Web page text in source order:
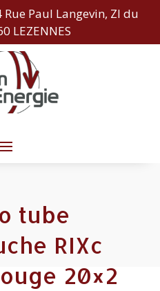
Paul Langevin, ZI du
LEZENNES
tube
RIXc
20×2